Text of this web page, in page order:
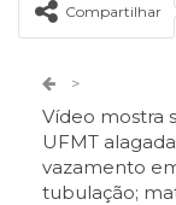
Compartilhar
ReddIt
Facebook
>
Vídeo mostra
UFMT
vazamento
tubulação;